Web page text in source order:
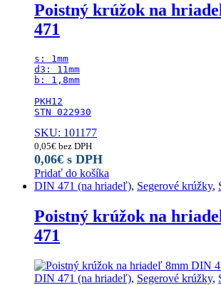
Poistný krúžok na
471
s: 1mm
d3: 11mm
b: 1,8mm
PKH12
STN 022930
SKU: 101177
0,05€ bez DPH
0,06€ s DPH
Pridať do košíka
DIN 471 (na hriadeľ), Segerové krúžky,
Poistný krúžok na
471
DIN 471 (na hriadeľ), Segerové krúžky,